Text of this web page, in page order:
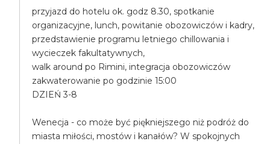
przyjazd do hotelu ok. godz 8.30, spotkanie
organizacyjne, lunch, powitanie obozowiczów i kadry,
przedstawienie programu letniego chillowania i
wycieczek fakultatywnych,
walk around po Rimini, integracja obozowiczów
zakwaterowanie po godzinie 15:00
DZIEŃ 3-8
Wenecja - co może być piękniejszego niż podróż do
miasta miłości, mostów i kanałów? W spokojnych